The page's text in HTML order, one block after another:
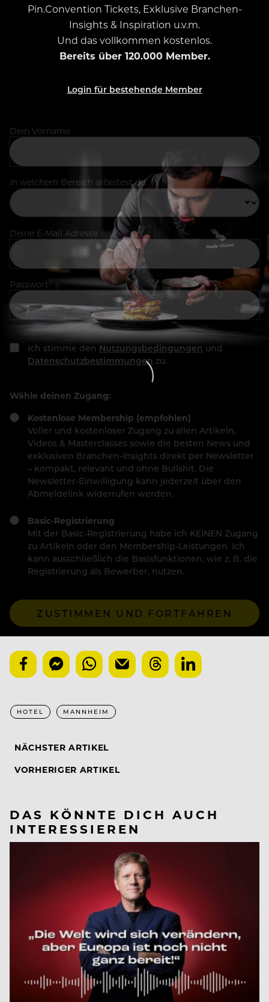
Pin.Convention Tickets, Exklusive Branchen-
Insights & Inspiration u.v.m.
Und das vollkommen kostenlos.
Bereits über 120.000 Member.
Login für bestehende Member
Dein Vorname
In welchem Bereich arbeitest du
Deine E-Mail Adresse
Passwort
Ich stimme den Nutzungsbedingungen und
Datenschutzbestimmungen zu.
Wähle deinen Zugang:
Kostenlose Membership (empfohlen)
Voller und kostenloser Zugang zu allen Artikeln,
Videos & Masterclasses sowie die besten News und
exklusiven Branchen-Insights direkt per Newsletter
– kompakt, relevant und ohne Bullshit. Die
Newsletter-Einwilligung kann jederzeit über den
Abmeldelink widerrufen werden.
Basic-Registrierung
Mit der Basic-Registrierung habe ich KEINEN Zugang
zu Artikeln oder den Membership-Leistungen. Ich
kann ausschließlich die Basisfunktionen, wie z. B. die
Registrierung als Bewerber, nutzen.
ZUSTIMMEN UND FORTFAHREN
HOTEL MANNHEIM
NÄCHSTER ARTIKEL
VORHERIGER ARTIKEL
DAS KÖNNTE DICH AUCH
INTERESSIEREN